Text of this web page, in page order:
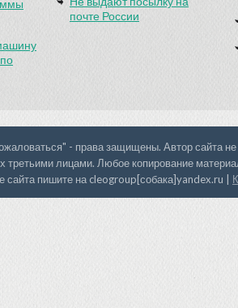
почте России
- права защищены. Автор сайта не
третьими лицами. Любое копирование
сайта пишите на cleogroup[собака]yandex.ru |